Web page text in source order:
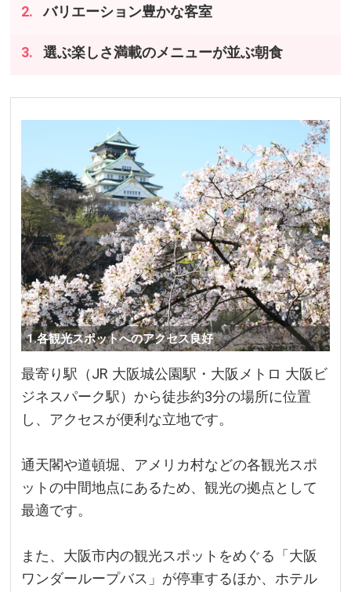
バリエーション豊かな客室
選ぶ楽しさ満載のメニューが並ぶ朝食
1.各観光スポットへのアクセス良好
最寄り駅（JR 大阪城公園駅・大阪メトロ 大阪ビ
ジネスパーク駅）から徒歩約3分の場所に位置
し、アクセスが便利な立地です。
通天閣や道頓堀、アメリカ村などの各観光スポ
ットの中間地点にあるため、観光の拠点として
最適です。
また、大阪市内の観光スポットをめぐる「大阪
ワンダーループバス」が停車するほか、ホテル